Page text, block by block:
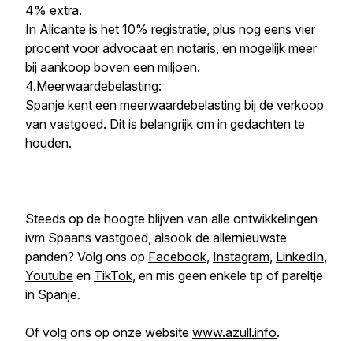
4% extra.
In Alicante is het 10% registratie, plus nog eens vier
procent voor advocaat en notaris, en mogelijk meer
bij aankoop boven een miljoen.
4.Meerwaardebelasting:
Spanje kent een meerwaardebelasting bij de verkoop
van vastgoed. Dit is belangrijk om in gedachten te
houden.
Steeds op de hoogte blijven van alle ontwikkelingen
ivm Spaans vastgoed, alsook de allernieuwste
panden? Volg ons op Facebook, Instagram, LinkedIn,
Youtube en TikTok, en mis geen enkele tip of pareltje
in Spanje.
Of volg ons op onze website www.azull.info.